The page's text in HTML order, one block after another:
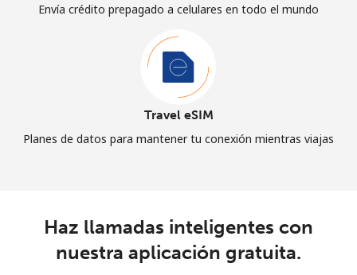
Envía crédito prepagado a celulares en todo el mundo
Travel eSIM
Planes de datos para mantener tu conexión mientras viajas
Haz llamadas inteligentes con
nuestra aplicación gratuita.